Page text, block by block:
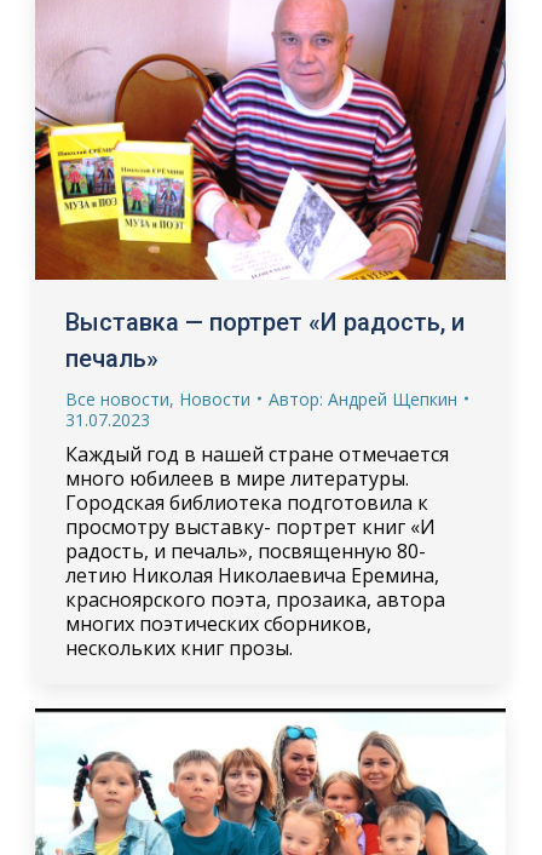
Выставка — портрет «И радость, и
печаль»
Все новости, Новости Автор: Андрей Щепкин
31.07.2023
Каждый год в нашей стране отмечается
много юбилеев в мире литературы.
Городская библиотека подготовила к
просмотру выставку- портрет книг «И
радость, и печаль», посвященную 80-
летию Николая Николаевича Еремина,
красноярского поэта, прозаика, автора
многих поэтических сборников,
нескольких книг прозы.